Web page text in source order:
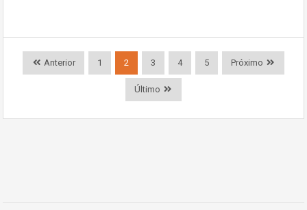
Anterior 1 2 3 4 5 Próximo
Último